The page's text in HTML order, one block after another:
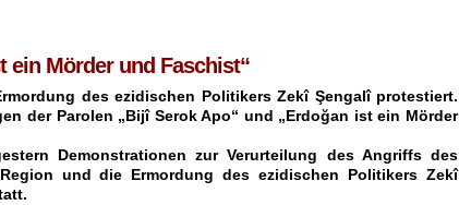
ein Mörder und Faschist“
des ezidischen Politikers Zekî Şengalî protestiert.
der Parolen „Bijî Serok Apo“ und „Erdoğan ist ein Mörder
Demonstrationen zur Verurteilung des Angriffs des
und die Ermordung des ezidischen Politikers Zekî